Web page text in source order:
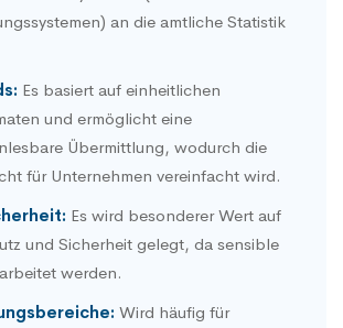
an die amtliche Statistik
Es basiert auf einheitlichen
und ermöglicht eine
Übermittlung, wodurch die
für Unternehmen vereinfacht wird.
Es wird besonderer Wert auf
und Sicherheit gelegt, da sensible
werden.
Wird häufig für